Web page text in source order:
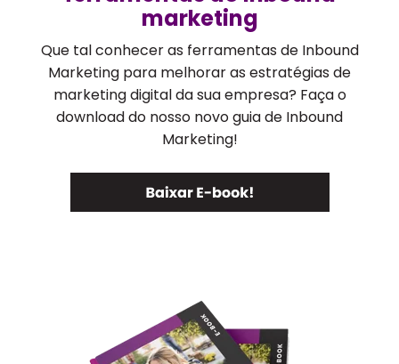
marketing
Que tal conhecer as ferramentas de Inbound
Marketing para melhorar as estratégias de
marketing digital da sua empresa? Faça o
download do nosso novo guia de Inbound
Marketing!